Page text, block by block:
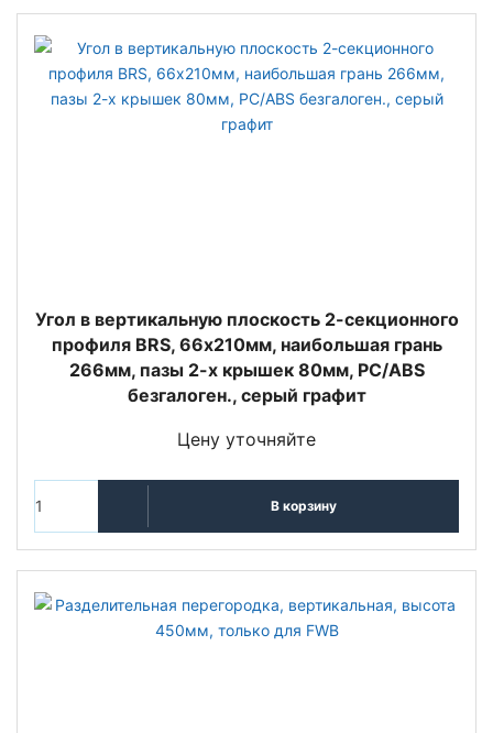
Угол в вертикальную плоскость 2-секционного
профиля BRS, 66х210мм, наибoльшая грань
266мм, пазы 2-х крышек 80мм, PC/ABS
безгалоген., серый графит
Цену уточняйте
В корзину